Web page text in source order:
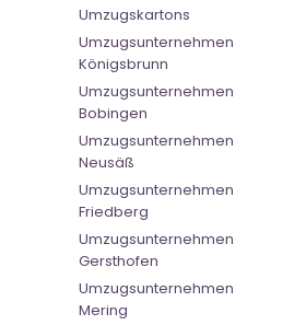
Umzugskartons
Umzugsunternehmen
Königsbrunn
Umzugsunternehmen
Bobingen
Umzugsunternehmen
Neusäß
Umzugsunternehmen
Friedberg
Umzugsunternehmen
Gersthofen
Umzugsunternehmen
Mering